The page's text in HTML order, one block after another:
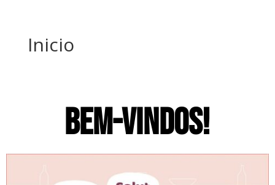
Inicio
BEM-VINDOS!